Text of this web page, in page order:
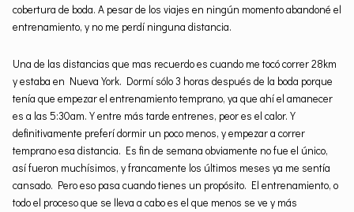
cobertura de boda. A pesar de los viajes en ningún momento abandoné el
entrenamiento, y no me perdí ninguna distancia.
Una de las distancias que mas recuerdo es cuando me tocó correr 28km
y estaba en Nueva York. Dormí sólo 3 horas después de la boda porque
tenía que empezar el entrenamiento temprano, ya que ahí el amanecer
es a las 5:30am. Y entre más tarde entrenes, peor es el calor. Y
definitivamente preferí dormir un poco menos, y empezar a correr
temprano esa distancia. Es fin de semana obviamente no fue el único,
así fueron muchísimos, y francamente los últimos meses ya me sentía
cansado. Pero eso pasa cuando tienes un propósito. El entrenamiento, o
todo el proceso que se lleva a cabo es el que menos se ve y más